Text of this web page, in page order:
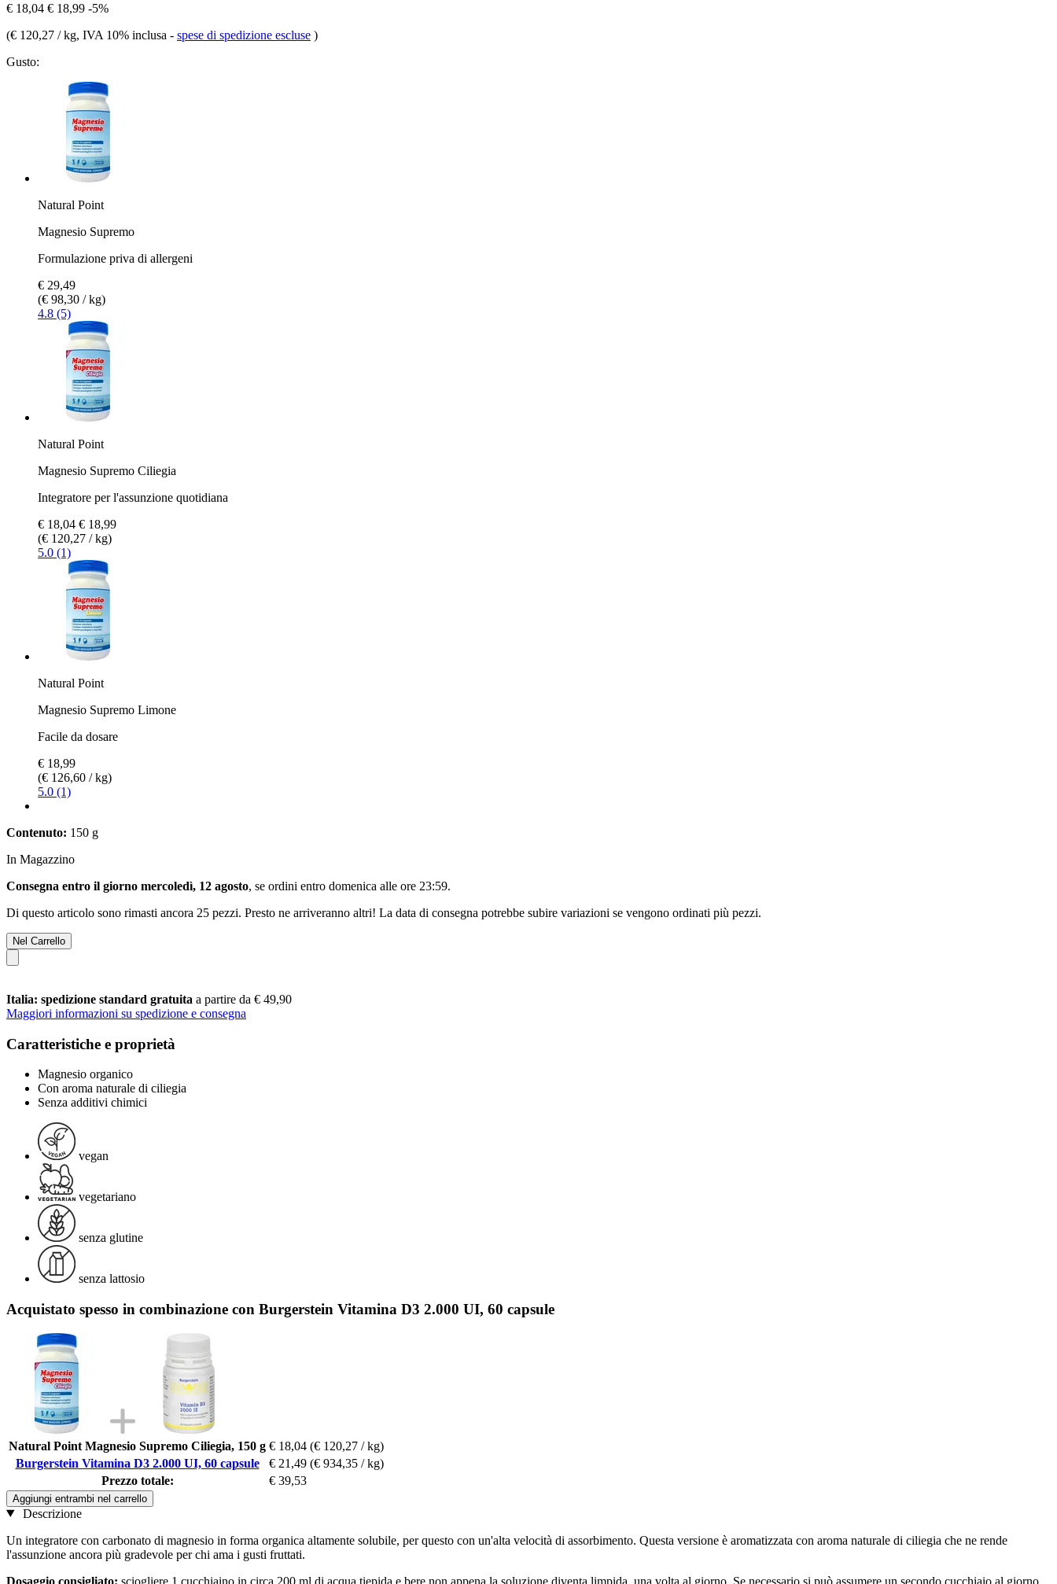
€ 18,04 € 18,99 -5%
(€ 120,27 / kg, IVA 10% inclusa - spese di spedizione escluse )
Gusto:
Natural Point
Magnesio Supremo
Formulazione priva di allergeni
€ 29,49
(€ 98,30 / kg)
4.8 (5)
Natural Point
Magnesio Supremo Ciliegia
Integratore per l'assunzione quotidiana
€ 18,04 € 18,99
(€ 120,27 / kg)
5.0 (1)
Natural Point
Magnesio Supremo Limone
Facile da dosare
€ 18,99
(€ 126,60 / kg)
5.0 (1)
Contenuto: 150 g
In Magazzino
Consegna entro il giorno mercoledì, 12 agosto, se ordini entro domenica alle ore 23:59.
Di questo articolo sono rimasti ancora 25 pezzi. Presto ne arriveranno altri! La data di consegna potrebbe subire variazioni se vengono ordinati più pezzi.
Nel Carrello
Italia: spedizione standard gratuita a partire da € 49,90
Maggiori informazioni su spedizione e consegna
Caratteristiche e proprietà
Magnesio organico
Con aroma naturale di ciliegia
Senza additivi chimici
vegan
vegetariano
senza glutine
senza lattosio
Acquistato spesso in combinazione con Burgerstein Vitamina D3 2.000 UI, 60 capsule
Natural Point Magnesio Supremo Ciliegia, 150 g € 18,04 (€ 120,27 / kg)
Burgerstein Vitamina D3 2.000 UI, 60 capsule
€ 21,49 (€ 934,35 / kg)
Prezzo totale:
€ 39,53
Aggiungi entrambi nel carrello
Descrizione
Un integratore con carbonato di magnesio in forma organica altamente solubile, per questo con un'alta velocità di assorbimento. Questa versione è aromatizzata con aroma naturale di ciliegia che ne rende
l'assunzione ancora più gradevole per chi ama i gusti fruttati.
Dosaggio consigliato: sciogliere 1 cucchiaino in circa 200 ml di acqua tiepida e bere non appena la soluzione diventa limpida, una volta al giorno. Se necessario si può assumere un secondo cucchiaio al giorno.